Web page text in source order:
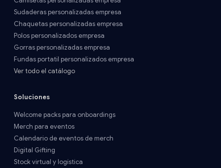
Sudaderas personalizadas empresa
Chaquetas personalizadas empresa
Polos personalizados empresa
Gorras personalizadas empresa
Fundas portatil personalizados empresa
Ver todo el catálogo
Soluciones
Welcome packs para onboardings
Merch para eventos
Calendario de eventos de merch
Digital Gifting
Stock virtual y logística